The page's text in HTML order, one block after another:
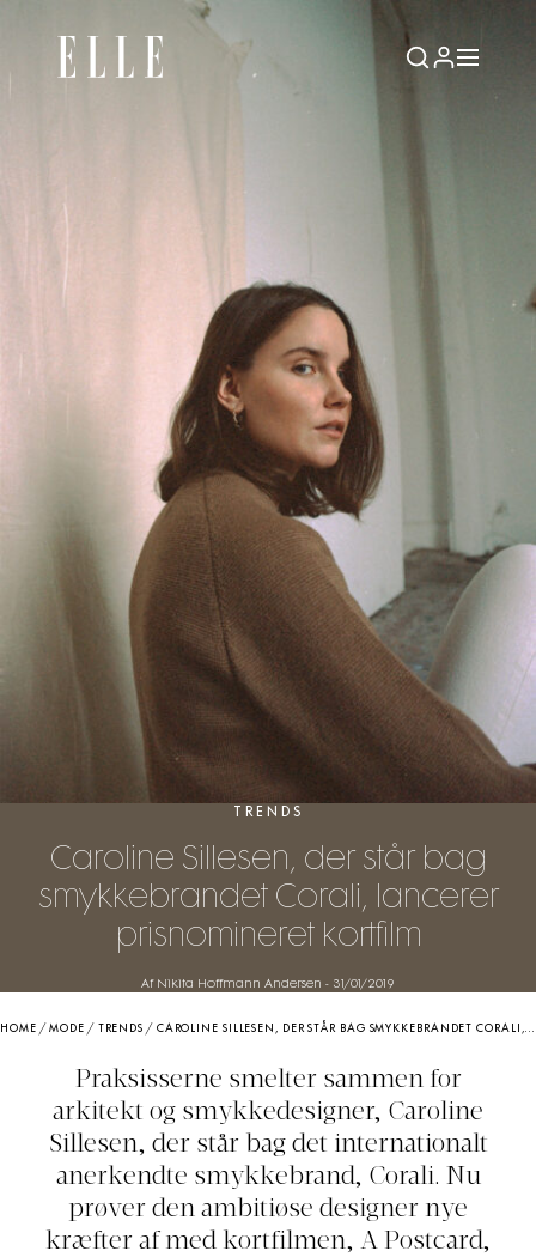
TRENDS
Caroline Sillesen, der står bag
smykkebrandet Corali, lancerer
prisnomineret kortfilm
Af Nikita Hoffmann Andersen - 31/01/2019
HOME /MODE / TRENDS / CAROLINE SILLESEN, DER STÅR BAG SMYKKEBRANDET CORALI, LANCERER PRISNOMINERET KORTFILM
Praksisserne smelter sammen for
arkitekt og smykkedesigner, Caroline
Sillesen, der står bag det internationalt
anerkendte smykkebrand, Corali. Nu
prøver den ambitiøse designer nye
kræfter af med kortfilmen, A Postcard,